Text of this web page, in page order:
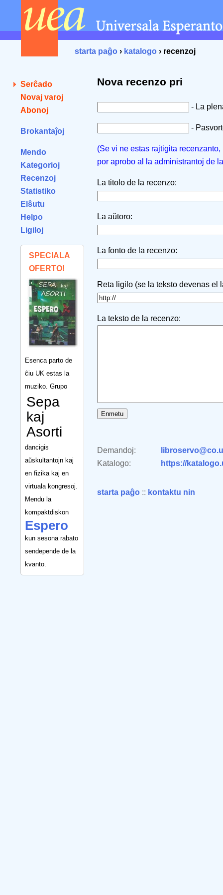
starta paĝo › katalogo › recenzoj
Serĉado
Novaj varoj
Abonoj
Brokantaĵoj
Mendo
Kategorioj
Recenzoj
Statistiko
Elŝutu
Helpo
Ligiloj
SPECIALA
OFERTO!
Esenca parto de
ĉiu UK estas la
muziko. Grupo
Sepa
kaj
Asorti
dancigis
aŭskultantojn kaj
en fizika kaj en
virtuala kongresoj.
Mendu la
kompaktdiskon
Espero
kun sesona rabato
sendepende de la
kvanto.
Nova recenzo pri
- La
-
(Se vi ne estas rajtigita
por aprobo al la administrantoj de
La titolo de la recenzo:
La aŭtoro:
La fonto de la recenzo:
Reta ligilo (se la teksto devenas el
La teksto de la recenzo:
Demandoj:
Katalogo:
https://
starta paĝo :: kontaktu nin